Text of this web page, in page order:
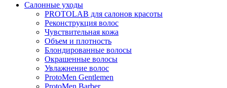
Салонные уходы
PROTOLAB для салонов красоты
Реконструкция волос
Чувствительная кожа
Объем и плотность
Блондированные волосы
Окрашенные волосы
Увлажнение волос
ProtoMen Gentlemen
ProtoMen Barber